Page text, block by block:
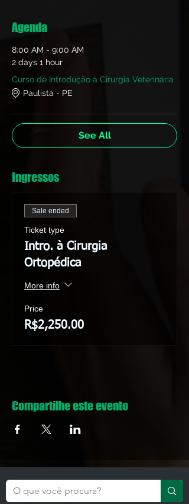
Agenda
8:00 AM - 9:00 AM
2 days 1 hour
Curso de Introdução à Cirurgia Veterinária
Paulista - PE
See All
Ingressos
Sale ended
Ticket type
Intro. à Cirurgia
Ortopédica
More info
Price
R$2,250.00
Compartilhe este evento